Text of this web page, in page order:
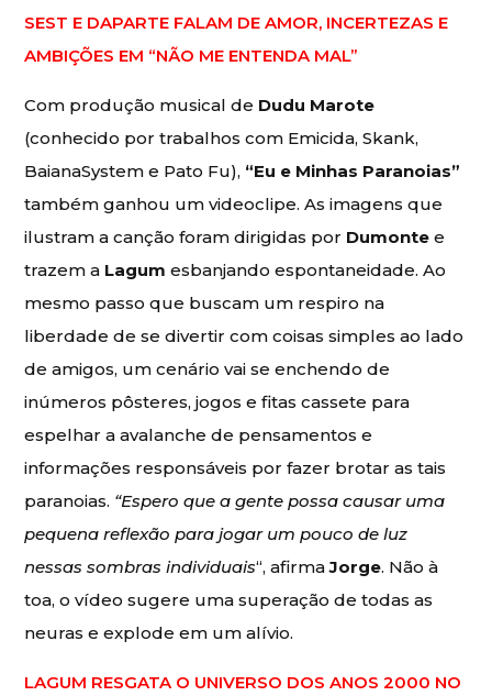
SEST E DAPARTE FALAM DE AMOR, INCERTEZAS E
AMBIÇÕES EM “NÃO ME ENTENDA MAL”
Com produção musical de Dudu Marote
(conhecido por trabalhos com Emicida, Skank,
BaianaSystem e Pato Fu), “Eu e Minhas Paranoias”
também ganhou um videoclipe. As imagens que
ilustram a canção foram dirigidas por Dumonte e
trazem a Lagumesbanjando espontaneidade. Ao
mesmo passo que buscam um respiro na
liberdade de se divertir com coisas simples ao lado
de amigos, um cenário vai se enchendo de
inúmeros pôsteres, jogos e fitas cassete para
espelhar a avalanche de pensamentos e
informações responsáveis por fazer brotar as tais
paranoias. “Espero que a gente possa causar uma
pequena reflexão para jogar um pouco de luz
nessas sombras individuais“, afirmaJorge. Não à
toa, o vídeo sugere uma superação de todas as
neuras e explode em um alívio.
LAGUM RESGATA O UNIVERSO DOS ANOS 2000 NO